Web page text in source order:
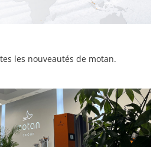
les nouveautés de motan.